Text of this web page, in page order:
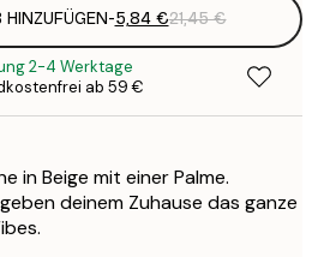
-5,84 €21,45 €
2-4 Werktage
ab 59 €
in Beige mit einer Palme.
deinem Zuhause das ganze